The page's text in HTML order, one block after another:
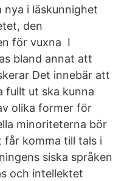
i läskunnighet
den
för vuxna I
bland annat att
Det innebär att
fullt ut ska kunna
olika former för
minoriteterna bör
får komma till tals i
siska språken
och intellektet